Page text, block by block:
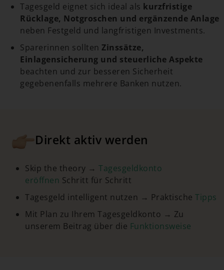
Tagesgeld eignet sich ideal als kurzfristige
Rücklage, Notgroschen und ergänzende Anlage
neben Festgeld und langfristigen Investments.
Sparerinnen sollten Zinssätze,
Einlagensicherung und steuerliche Aspekte
beachten und zur besseren Sicherheit
gegebenenfalls mehrere Banken nutzen.
Direkt aktiv werden
Skip the theory → Tagesgeldkonto
eröffnen Schritt für Schritt
Tagesgeld intelligent nutzen → Praktische Tipps
Mit Plan zu Ihrem Tagesgeldkonto → Zu
unserem Beitrag über die Funktionsweise